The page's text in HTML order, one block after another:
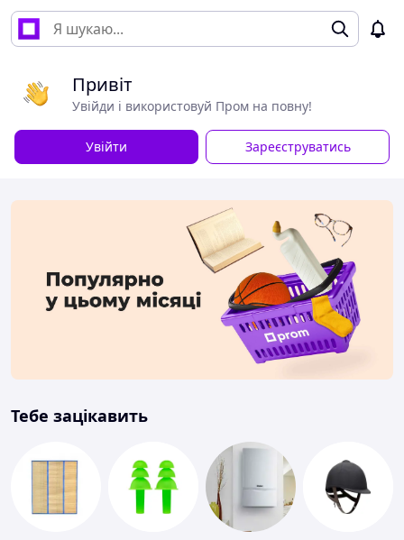
Привіт
Увійди і використовуй Пром на повну!
Увійти Зареєструватись
Тебе зацікавить